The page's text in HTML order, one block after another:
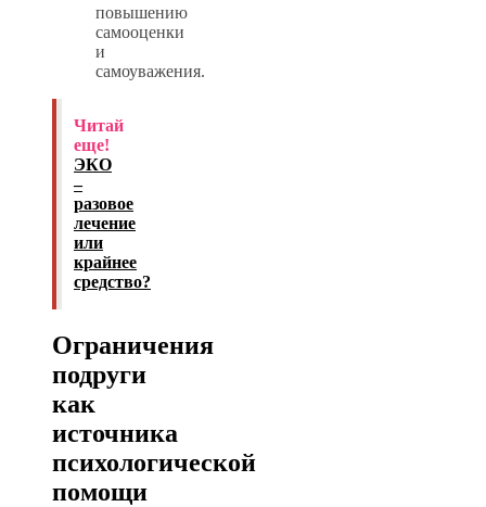
повышению
самооценки
и
самоуважения.
Читай
еще!
ЭКО
–
разовое
лечение
или
крайнее
средство?
Ограничения
подруги
как
источника
психологической
помощи